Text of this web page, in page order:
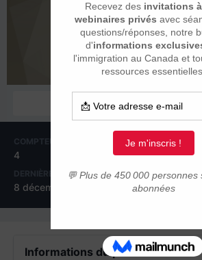
lolodamier
Membres
COMPTEUR DE CONTENUS
4
INSCRIPTION
1 mai 2013
DERNIÈRE VISITE
8 décembre 2013
Informations du profil